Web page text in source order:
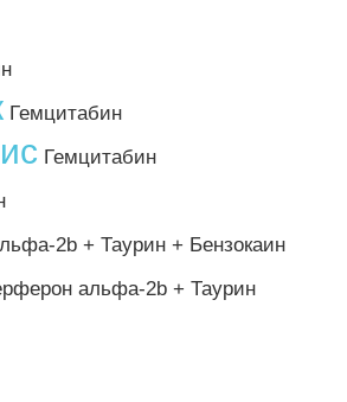
Гемцитабин
Гемцитабин
2b + Таурин + Бензокаин
альфа-2b + Таурин